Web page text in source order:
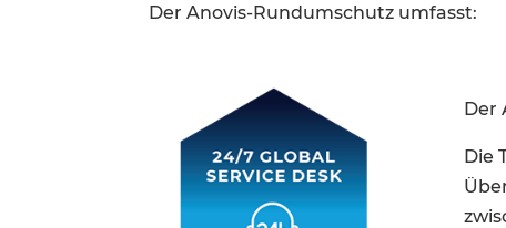
Der Anovis-Rundumschutz umfasst:
Der
Die